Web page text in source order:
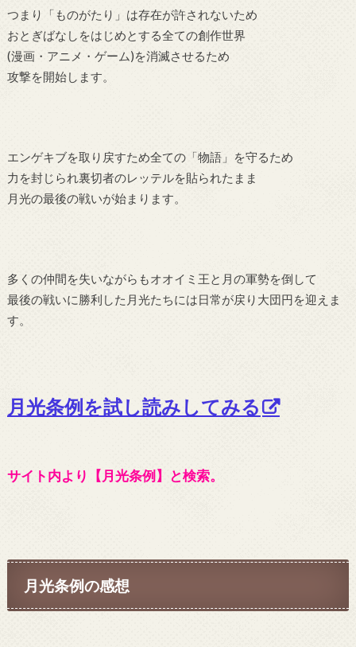
つまり「ものがたり」は存在が許されないため
おとぎばなしをはじめとする全ての創作世界
(漫画・アニメ・ゲーム)を消滅させるため
攻撃を開始します。
エンゲキブを取り戻すため全ての「物語」を守るため
力を封じられ裏切者のレッテルを貼られたまま
月光の最後の戦いが始まります。
多くの仲間を失いながらもオオイミ王と月の軍勢を倒して
最後の戦いに勝利した月光たちには日常が戻り大団円を迎えま
す。
月光条例を試し読みしてみる
サイト内より【月光条例】と検索。
月光条例の感想